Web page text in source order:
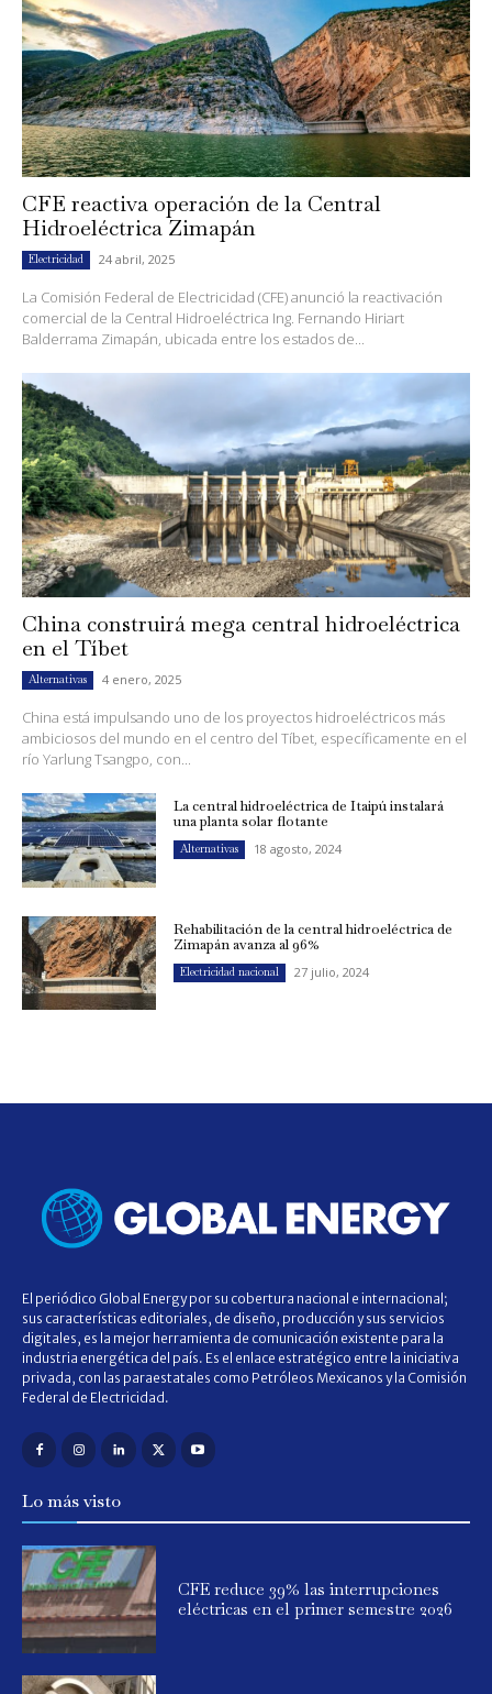
CFE reactiva operación de la Central
Hidroeléctrica Zimapán
Electricidad 24 abril, 2025
La Comisión Federal de Electricidad (CFE) anunció la reactivación
comercial de la Central Hidroeléctrica Ing. Fernando Hiriart
Balderrama Zimapán, ubicada entre los estados de...
China construirá mega central hidroeléctrica
en el Tíbet
Alternativas 4 enero, 2025
China está impulsando uno de los proyectos hidroeléctricos más
ambiciosos del mundo en el centro del Tíbet, específicamente en el
río Yarlung Tsangpo, con...
La central hidroeléctrica de Itaipú instalará
una planta solar flotante
Alternativas 18 agosto, 2024
Rehabilitación de la central hidroeléctrica de
Zimapán avanza al 96%
Electricidad nacional 27 julio, 2024
El periódico Global Energy por su cobertura nacional e internacional;
sus características editoriales, de diseño, producción y sus servicios
digitales, es la mejor herramienta de comunicación existente para la
industria energética del país. Es el enlace estratégico entre la iniciativa
privada, con las paraestatales como Petróleos Mexicanos y la Comisión
Federal de Electricidad.
Lo más visto
CFE reduce 39% las interrupciones
eléctricas en el primer semestre 2026